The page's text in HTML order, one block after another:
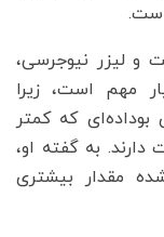
است.
و لیزر نیوجرسی،
مهم است، زیرا
که کمتر
دارند. به گفته او،
مقدار بیشتری